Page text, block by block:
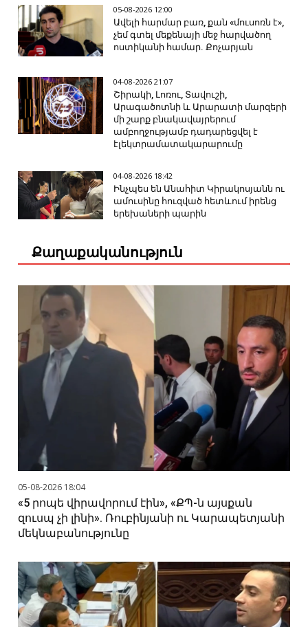
05-08-2026 12:00
Ավելի հարմար բառ, քան «մուսոռն է»,
չեմ գտել մեքենայի մեջ հարվածող
ոստիկանի համար. Քոչարյան
04-08-2026 21:07
Շիրակի, Լոռու, Տավուշի,
Արագածոտնի և Արարատի մարզերի
մի շարք բնակավայրերում
ամբողջությամբ դադարեցվել է
էլեկտրամատակարարումը
04-08-2026 18:42
Ինչպես են Անահիտ Կիրակոսյանն ու
ամուսինը հուզված հետևում իրենց
երեխաների պարին
Քաղաքականություն
05-08-2026 18:04
«5 րոպե վիրավորում էին», «ՔՊ-ն այսքան
զուսպ չի լինի». Ռուբինյանի ու Կարապետյանի
մեկնաբանությունը